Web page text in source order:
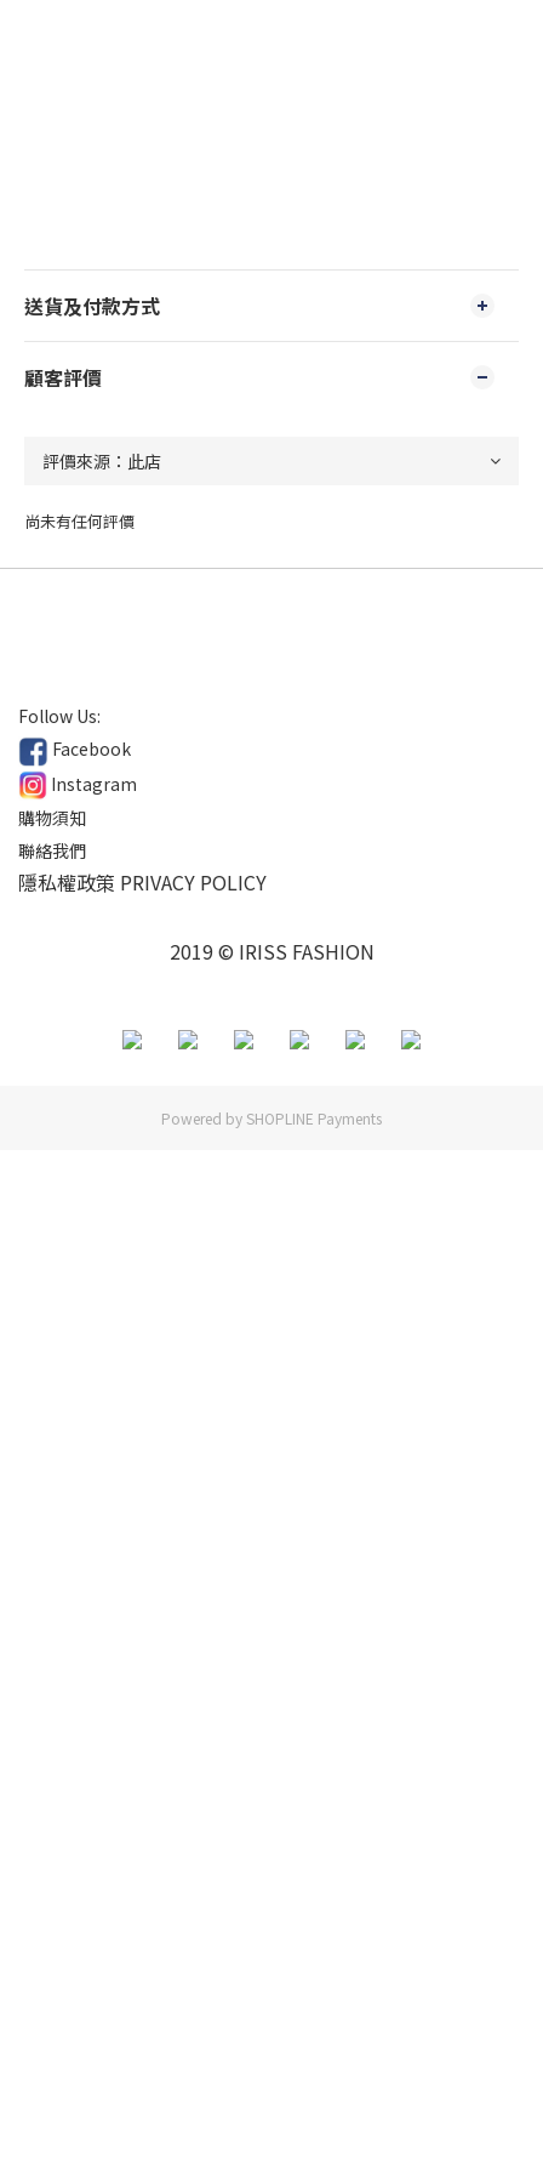
送貨及付款方式
顧客評價
尚未有任何評價
Follow Us:
Facebook
Instagram
購物須知
聯絡我們
隱私權政策 PRIVACY POLICY
2019 © IRISS FASHION
Powered by SHOPLINE Payments